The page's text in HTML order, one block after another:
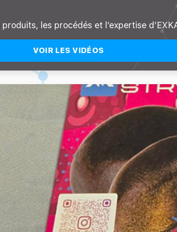
les procédés et l’expertise
VOIR LES VIDÉOS